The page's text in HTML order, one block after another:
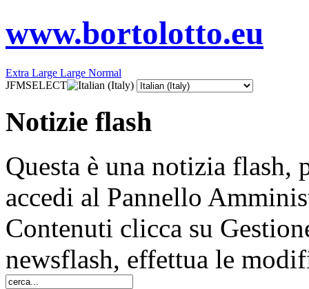
www.bortolotto.eu
Extra Large Large Normal
JFMSELECT
Notizie flash
Questa è una notizia
accedi al Pannello
Contenuti clicca su
newsflash, effettua le